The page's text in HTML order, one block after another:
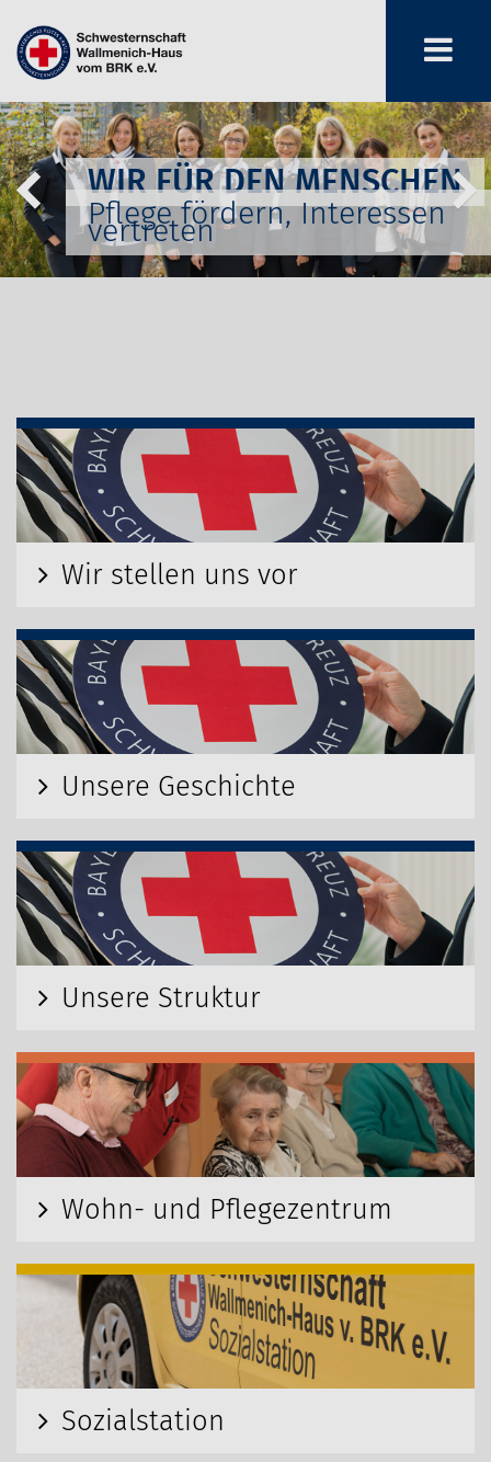
WIR FÜR DEN MENSCHEN
Pflege fördern, Interessen
vertreten
Wir stellen uns vor
Unsere Geschichte
Unsere Struktur
Wohn- und Pflegezentrum
Sozialstation